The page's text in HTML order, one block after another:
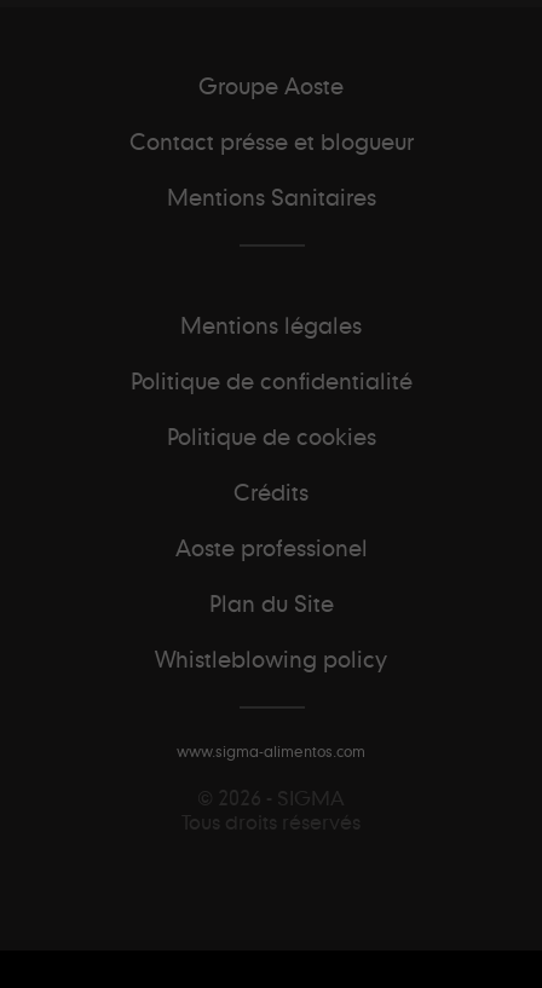
Groupe Aoste
Contact présse et blogueur
Mentions Sanitaires
Mentions légales
Politique de confidentialité
Politique de cookies
Crédits
Aoste professionel
Plan du Site
Whistleblowing policy
www.sigma-alimentos.com
© 2026 - SIGMA
Tous droits réservés